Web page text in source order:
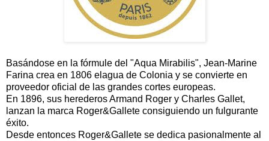
Basándose en la fórmule del "Aqua Mirabilis", Jean-Marine
Farina crea en 1806 elagua de Colonia y se convierte en
proveedor oficial de las grandes cortes europeas.
En 1896, sus herederos Armand Roger y Charles Gallet,
lanzan la marca Roger&Gallete consiguiendo un fulgurante
éxito.
Desde entonces Roger&Gallete se dedica pasionalmente al